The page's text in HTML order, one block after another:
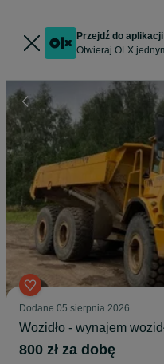
Przejdź do aplikacji
Otwieraj OLX
Dodane 05 sierpnia 2026
Wozidło - wynajem
800 zł za dobę